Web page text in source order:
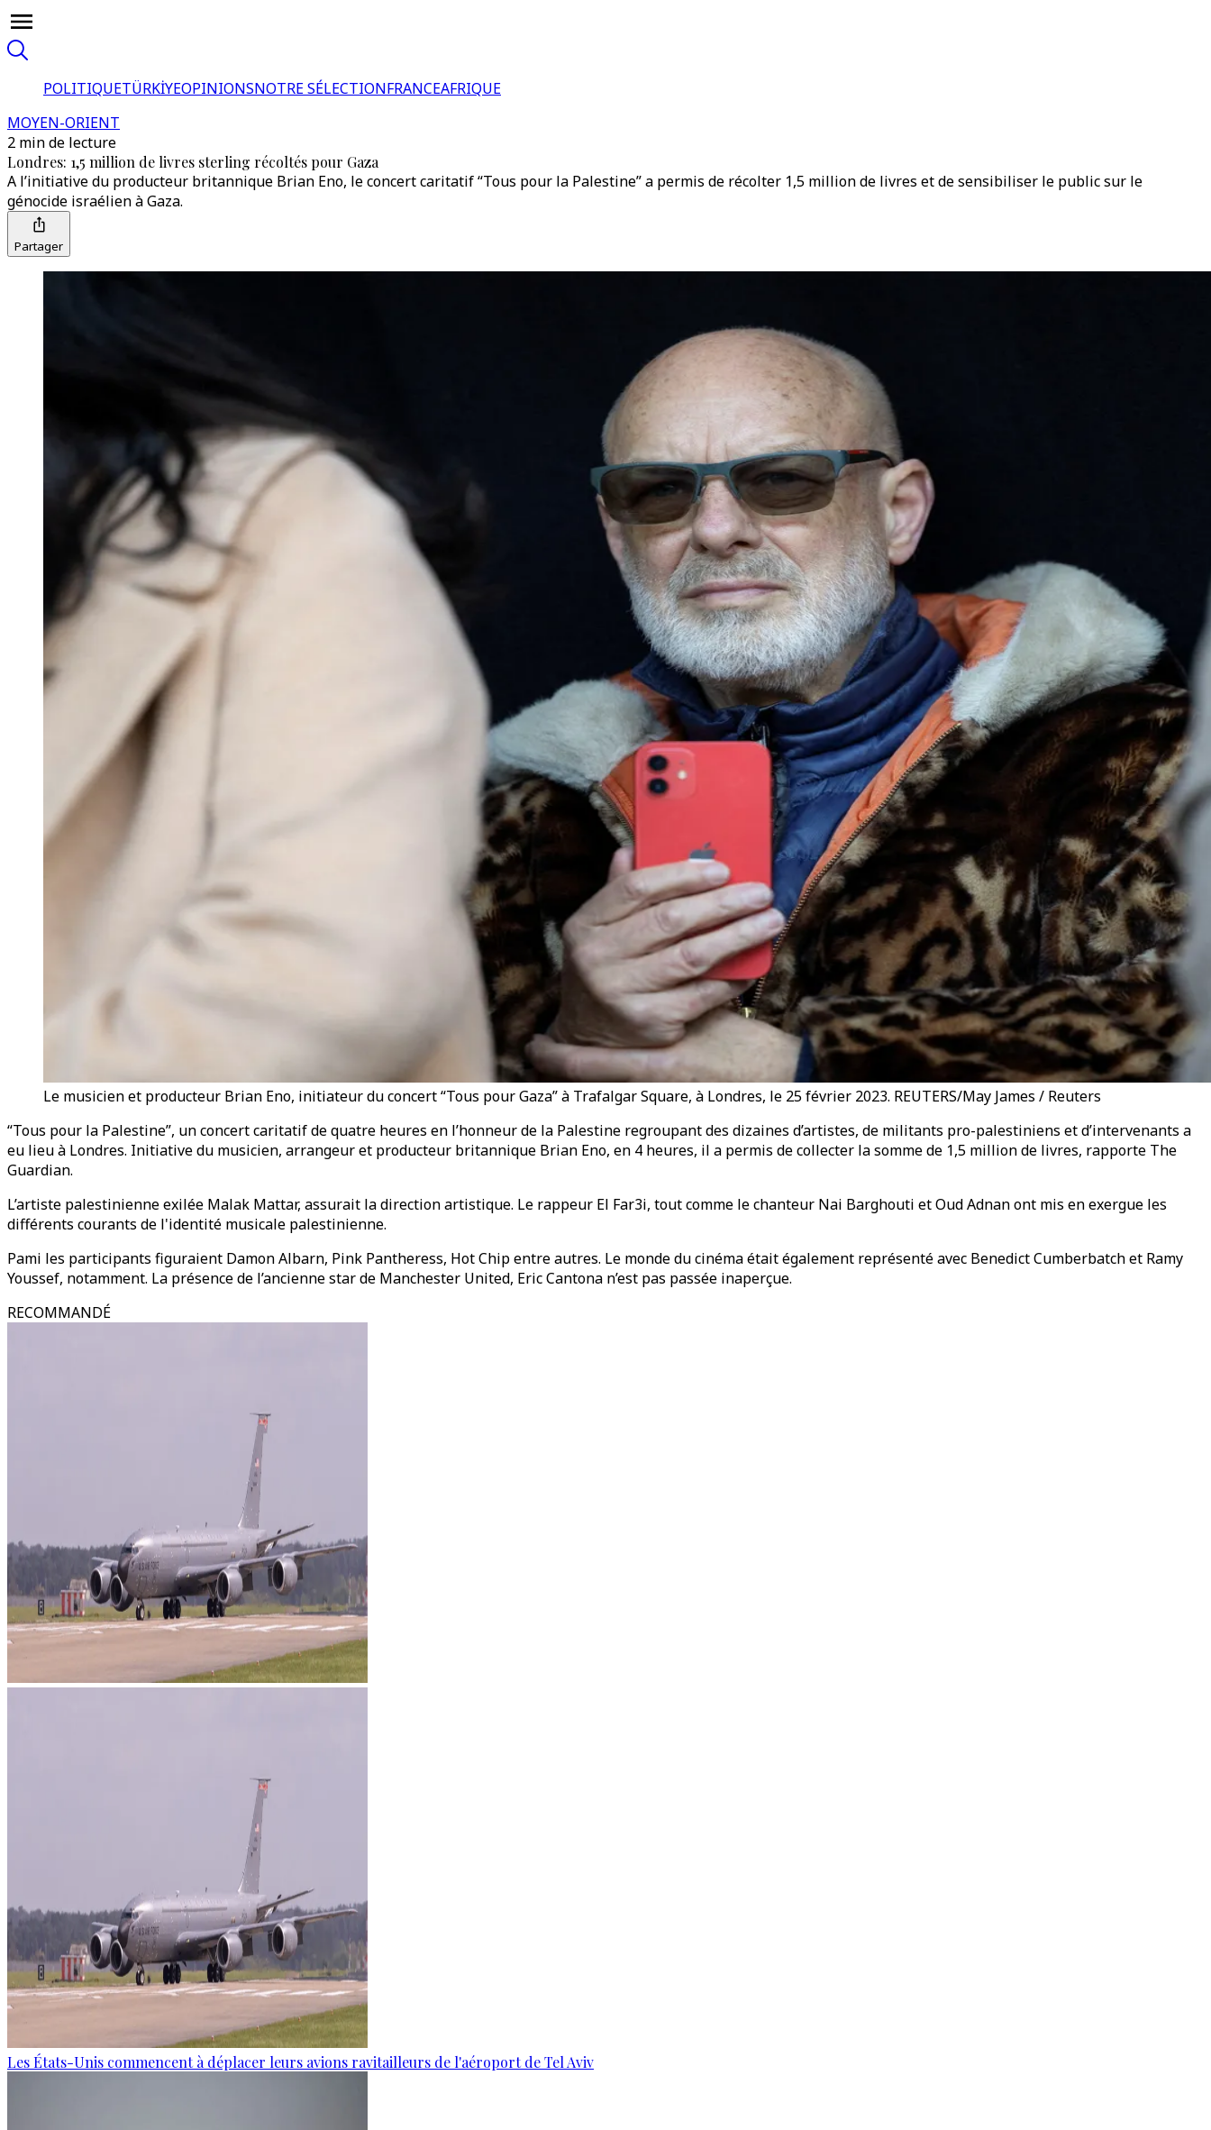
POLITIQUETÜRKİYEOPINIONSNOTRE SÉLECTIONFRANCEAFRIQUE
MOYEN-ORIENT
2 min de lecture
Londres: 1,5 million de livres sterling récoltés pour Gaza
A l’initiative du producteur britannique Brian Eno, le concert caritatif “Tous pour la Palestine” a permis de récolter 1,5 million de livres et de sensibiliser le public sur le
génocide israélien à Gaza.
Partager
Le musicien et producteur Brian Eno, initiateur du concert “Tous pour Gaza” à Trafalgar Square, à Londres, le 25 février 2023. REUTERS/May James / Reuters
“Tous pour la Palestine”, un concert caritatif de quatre heures en l’honneur de la Palestine regroupant des dizaines d’artistes, de militants pro-palestiniens et d’intervenants a
eu lieu à Londres. Initiative du musicien, arrangeur et producteur britannique Brian Eno, en 4 heures, il a permis de collecter la somme de 1,5 million de livres, rapporte The
Guardian.
L’artiste palestinienne exilée Malak Mattar, assurait la direction artistique. Le rappeur El Far3i, tout comme le chanteur Nai Barghouti et Oud Adnan ont mis en exergue les
différents courants de l'identité musicale palestinienne.
Pami les participants figuraient Damon Albarn, Pink Pantheress, Hot Chip entre autres. Le monde du cinéma était également représenté avec Benedict Cumberbatch et Ramy
Youssef, notamment. La présence de l’ancienne star de Manchester United, Eric Cantona n’est pas passée inaperçue.
RECOMMANDÉ
Les États-Unis commencent à déplacer leurs avions ravitailleurs de l'aéroport de Tel Aviv